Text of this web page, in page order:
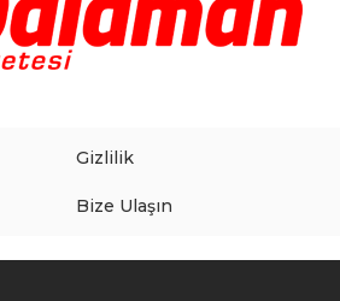
Gizlilik
Bize Ulaşın